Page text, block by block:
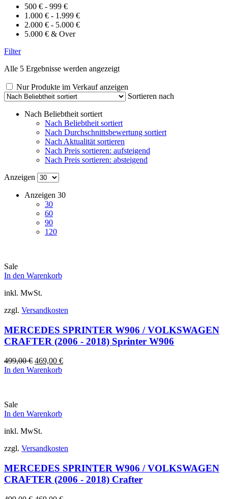
500 € - 999 €
1.000 € - 1.999 €
2.000 € - 5.000 €
5.000 € & Over
Filter
Alle 5 Ergebnisse werden angezeigtNach
sortiert
Nur Produkte im Verkauf anzeigen
Sortieren nach
Nach Beliebtheit sortiert
Nach Beliebtheit sortiert
Nach Durchschnittsbewertung sortiert
Nach Aktualität sortieren
Nach Preis sortieren: aufsteigend
Nach Preis sortieren: absteigend
Anzeigen
Anzeigen 30
30
60
90
120
Sale
In den Warenkorb
inkl. MwSt.
zzgl. Versandkosten
MERCEDES SPRINTER W906 / VOLKSWAGEN
CRAFTER (2006 - 2018) Sprinter W906
499,00€ Ursprünglicher
Preis
469,00 €Aktueller
In den Warenkorb
Sale
In den Warenkorb
inkl. MwSt.
zzgl. Versandkosten
MERCEDES SPRINTER W906 / VOLKSWAGEN
CRAFTER (2006 - 2018) Crafter